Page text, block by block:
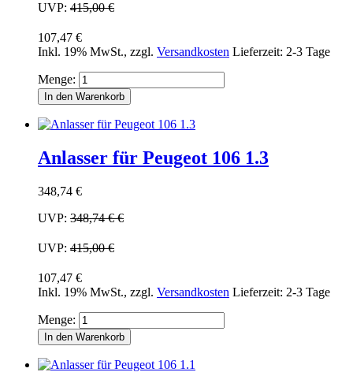
UVP: 415,00 €
107,47 €
Inkl. 19% MwSt., zzgl. Versandkosten Lieferzeit: 2-3 Tage
Menge:
In den Warenkorb
Anlasser für Peugeot 106 1.3
348,74 €
UVP: 348,74 €€
UVP: 415,00 €
107,47 €
Inkl. 19% MwSt., zzgl. Versandkosten Lieferzeit: 2-3 Tage
Menge:
In den Warenkorb